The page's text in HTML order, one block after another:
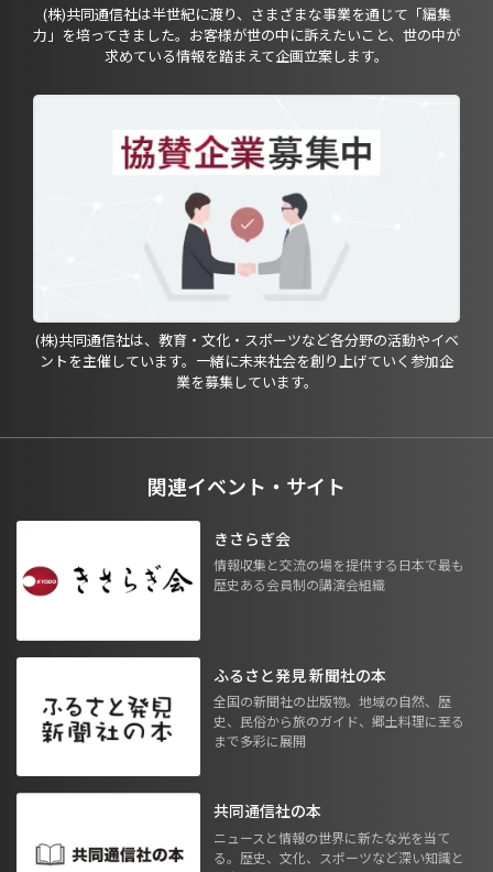
(株)共同通信社は半世紀に渡り、さまざまな事業を通じて「編集
力」を培ってきました。お客様が世の中に訴えたいこと、世の中が
求めている情報を踏まえて企画立案します。
(株)共同通信社は、教育・文化・スポーツなど各分野の活動やイベ
ントを主催しています。一緒に未来社会を創り上げていく参加企
業を募集しています。
関連イベント・サイト
きさらぎ会
情報収集と交流の場を提供する日本で最も
歴史ある会員制の講演会組織
ふるさと発見 新聞社の本
全国の新聞社の出版物。地域の自然、歴
史、民俗から旅のガイド、郷土料理に至る
まで多彩に展開
共同通信社の本
ニュースと情報の世界に新たな光を当て
る。歴史、文化、スポーツなど深い知識と